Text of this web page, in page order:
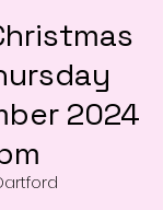
2024